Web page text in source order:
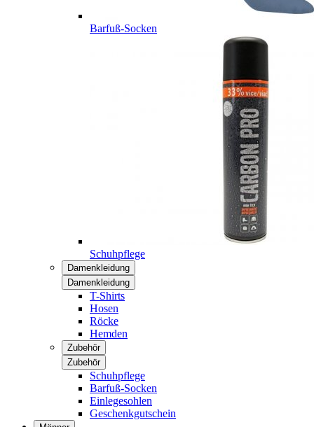
Barfuß-Socken
Schuhpflege
Damenkleidung
Damenkleidung
T-Shirts
Hosen
Röcke
Hemden
Zubehör
Zubehör
Schuhpflege
Barfuß-Socken
Einlegesohlen
Geschenkgutschein